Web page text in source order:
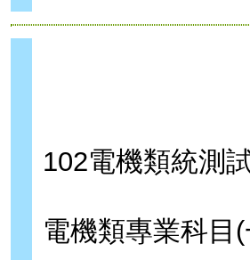
102電機類統測
電機類專業科目